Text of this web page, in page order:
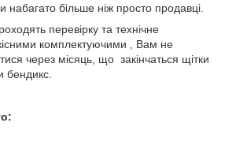
набагато більше ніж просто продавці.
перевірку та технічне
комплектуючими , Вам не
через місяць, що закінчаться щітки
бендикс.